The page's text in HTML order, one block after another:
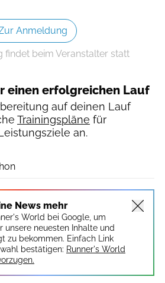
Anmeldung
findet beim Veranstalter statt
einen erfolgreichen Lauf
auf deinen Lauf
Trainingspläne für
an.
News mehr
World bei Google, um
unsere neuesten Inhalte und
zu bekommen. Einfach Link
bestätigen: Runner's World